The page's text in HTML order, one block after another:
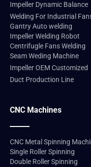
Impeller Dynamic Balance
Welding For Industrial
Gantry Auto welding
Impeller Welding Robot
Centrifugle Fans Welding
Seam Weding Machine
Impeller OEM Customized
Duct Production Line
CNC Machines
CNC Metal Spinning
Single Roller Spinning
Double Roller Spinning